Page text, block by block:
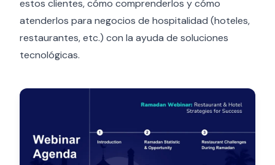
estos clientes, cómo comprenderlos y cómo
atenderlos para negocios de hospitalidad (hoteles,
restaurantes, etc.) con la ayuda de soluciones
tecnológicas.